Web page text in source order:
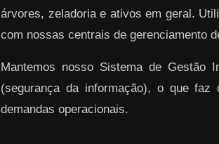
árvores, zeladoria e ativos em geral.
com nossas centrais de gerenciamento
Mantemos nosso Sistema de Gestão
(segurança da informação), o que
demandas operacionais.